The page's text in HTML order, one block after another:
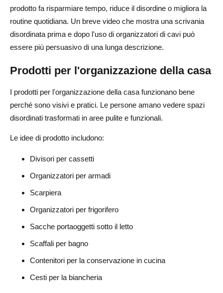
prodotto fa risparmiare tempo, riduce il disordine o migliora la
routine quotidiana. Un breve video che mostra una scrivania
disordinata prima e dopo l'uso di organizzatori di cavi può
essere più persuasivo di una lunga descrizione.
Prodotti per l'organizzazione della casa
I prodotti per l'organizzazione della casa funzionano bene
perché sono visivi e pratici. Le persone amano vedere spazi
disordinati trasformati in aree pulite e funzionali.
Le idee di prodotto includono:
Divisori per cassetti
Organizzatori per armadi
Scarpiera
Organizzatori per frigorifero
Sacche portaoggetti sotto il letto
Scaffali per bagno
Contenitori per la conservazione in cucina
Cesti per la biancheria